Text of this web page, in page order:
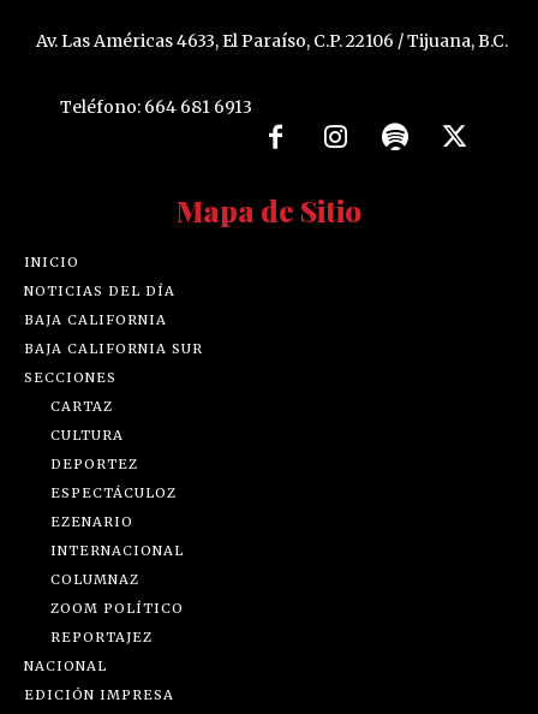
Av. Las Américas 4633, El Paraíso, C.P. 22106 / Tijuana, B.C.
Teléfono: 664 681 6913
Mapa de Sitio
INICIO
NOTICIAS DEL DÍA
BAJA CALIFORNIA
BAJA CALIFORNIA SUR
SECCIONES
CARTAZ
CULTURA
DEPORTEZ
ESPECTÁCULOZ
EZENARIO
INTERNACIONAL
COLUMNAZ
ZOOM POLÍTICO
REPORTAJEZ
NACIONAL
EDICIÓN IMPRESA